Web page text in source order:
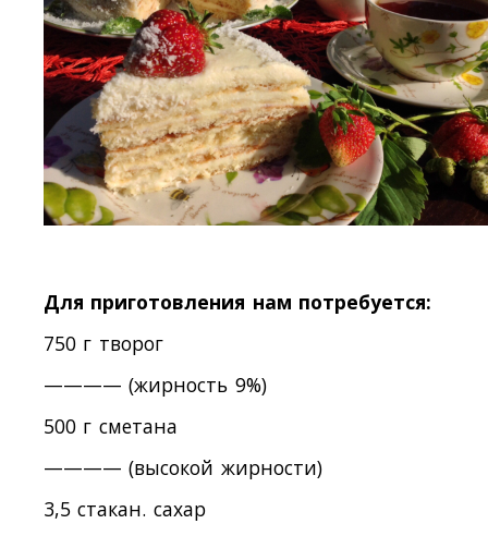
Для приготовления нам потребуется:
750 г творог
———— (жирность 9%)
500 г сметана
———— (высокой жирности)
3,5 стакан. сахар